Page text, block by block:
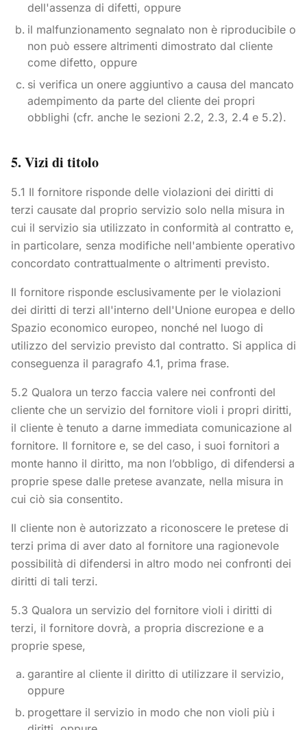
dell'assenza di difetti, oppure
il malfunzionamento segnalato non è riproducibile o
non può essere altrimenti dimostrato dal cliente
come difetto, oppure
si verifica un onere aggiuntivo a causa del mancato
adempimento da parte del cliente dei propri
obblighi (cfr. anche le sezioni 2.2, 2.3, 2.4 e 5.2).
5. Vizi di titolo
5.1 Il fornitore risponde delle violazioni dei diritti di
terzi causate dal proprio servizio solo nella misura in
cui il servizio sia utilizzato in conformità al contratto e,
in particolare, senza modifiche nell'ambiente operativo
concordato contrattualmente o altrimenti previsto.
Il fornitore risponde esclusivamente per le violazioni
dei diritti di terzi all'interno dell'Unione europea e dello
Spazio economico europeo, nonché nel luogo di
utilizzo del servizio previsto dal contratto. Si applica di
conseguenza il paragrafo 4.1, prima frase.
5.2 Qualora un terzo faccia valere nei confronti del
cliente che un servizio del fornitore violi i propri diritti,
il cliente è tenuto a darne immediata comunicazione al
fornitore. Il fornitore e, se del caso, i suoi fornitori a
monte hanno il diritto, ma non l’obbligo, di difendersi a
proprie spese dalle pretese avanzate, nella misura in
cui ciò sia consentito.
Il cliente non è autorizzato a riconoscere le pretese di
terzi prima di aver dato al fornitore una ragionevole
possibilità di difendersi in altro modo nei confronti dei
diritti di tali terzi.
5.3 Qualora un servizio del fornitore violi i diritti di
terzi, il fornitore dovrà, a propria discrezione e a
proprie spese,
garantire al cliente il diritto di utilizzare il servizio,
oppure
progettare il servizio in modo che non violi più i